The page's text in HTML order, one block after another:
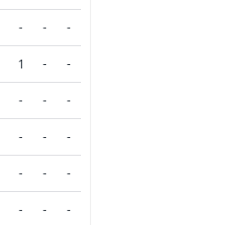
- - -
1 - -
- - -
- - -
- - -
- - -